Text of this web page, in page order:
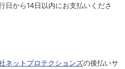
日から14日以内にお支払いくださ
ネットプロテクションズの後払いサ